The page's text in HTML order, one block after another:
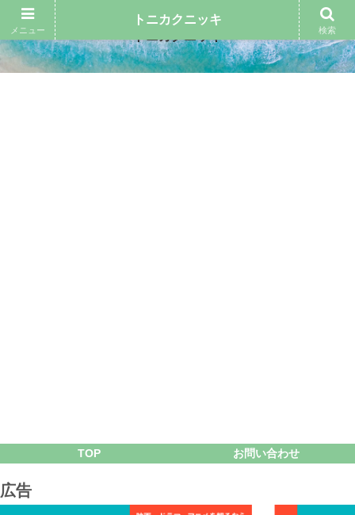
TOP お問い合わせ
広告
メニュー
トニカクニッキ
検索